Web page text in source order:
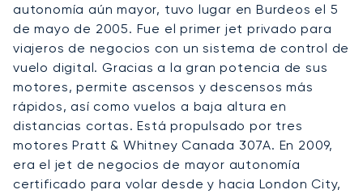
autonomía aún mayor, tuvo lugar en Burdeos el 5
de mayo de 2005. Fue el primer jet privado para
viajeros de negocios con un sistema de control de
vuelo digital. Gracias a la gran potencia de sus
motores, permite ascensos y descensos más
rápidos, así como vuelos a baja altura en
distancias cortas. Está propulsado por tres
motores Pratt & Whitney Canada 307A. En 2009,
era el jet de negocios de mayor autonomía
certificado para volar desde y hacia London City,